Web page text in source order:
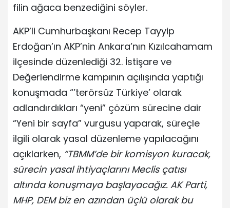
filin ağaca benzediğini söyler.
AKP’li Cumhurbaşkanı Recep Tayyip
Erdoğan’ın AKP’nin Ankara’nın Kızılcahamam
ilçesinde düzenlediği 32. İstişare ve
Değerlendirme kampının açılışında yaptığı
konuşmada “’terörsüz Türkiye’ olarak
adlandırdıkları “yeni” çözüm sürecine dair
“Yeni bir sayfa” vurgusu yaparak, süreçle
ilgili olarak yasal düzenleme yapılacağını
açıklarken, “TBMM’de bir komisyon kuracak,
sürecin yasal ihtiyaçlarını Meclis çatısı
altında konuşmaya başlayacağız. AK Parti,
MHP, DEM biz en azından üçlü olarak bu